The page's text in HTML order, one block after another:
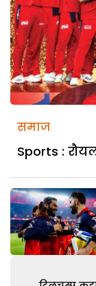
समाज
Sports :